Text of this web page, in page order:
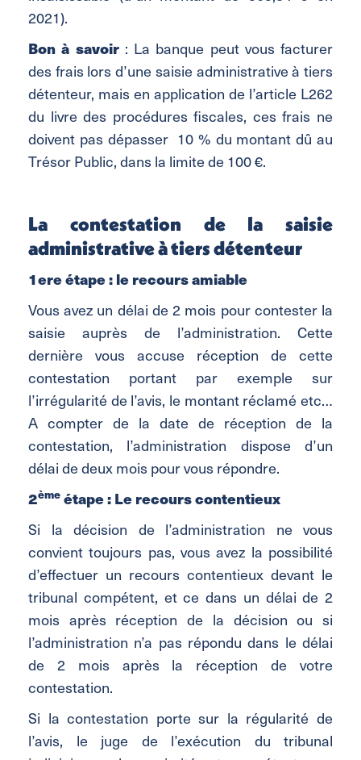
2021).
Bon à savoir: La banque peut vous facturer
des frais lors d’une saisie administrative à tiers
détenteur, mais en application de l’article L262
du livre des procédures fiscales, ces frais ne
doivent pas dépasser 10 % du montant dû au
Trésor Public, dans la limite de 100 €.
La contestation de la saisie
administrative à tiers détenteur
1ere étape : le recours amiable
Vous avez un délai de 2 mois pour contester la
saisie auprès de l’administration. Cette
dernière vous accuse réception de cette
contestation portant par exemple sur
l’irrégularité de l’avis, le montant réclamé etc…
A compter de la date de réception de la
contestation, l’administration dispose d’un
délai de deux mois pour vous répondre.
2ème étape : Le recours contentieux
Si la décision de l’administration ne vous
convient toujours pas, vous avez la possibilité
d’effectuer un recours contentieux devant le
tribunal compétent, et ce dans un délai de 2
mois après réception de la décision ou si
l’administration n’a pas répondu dans le délai
de 2 mois après la réception de votre
contestation.
Si la contestation porte sur la régularité de
l’avis, le juge de l’exécution du tribunal